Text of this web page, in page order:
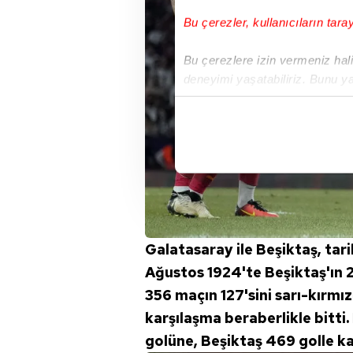
Bu çerezler, kullanıcıların
Bu çerezlere izin vermeniz
deneyimi yaşatabiliriz. Bunu
içerikleri sunabilmek adına
Her halükârda, kullanıcılar,
Sizlere daha iyi bir hizmet
çerezler vasıtasıyla çeşitli
amacıyla kullanılmaktadır.
reklam/pazarlama faaliyetlerinin
Çerezlere ilişkin tercihlerinizi
butonuna tıklayabilir,
Çerez
6698 sayılı Kişisel Verilerin
Galatasaray ile Beşiktaş,
Ağustos 1924'te
356 maçın 127'sini sarı-
karşılaşma beraberlikle
golüne, Beşiktaş 469 golle